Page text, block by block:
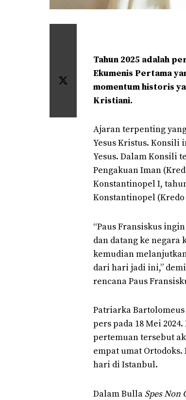
Tahun 2025 adalah
Ekumenis Pertama
momentum historis
Kristiani.
Ajaran terpenting
Yesus Kristus. Konsili
Yesus. Dalam Konsili
Pengakuan Iman
Konstantinopel I,
Konstantinopel (Kredo
“Paus Fransiskus
dan datang ke
kemudian
dari hari jadi ini,”
rencana Paus
Patriarka
pers pada 18 Mei
pertemuan tersebut
empat umat
hari di Istanbul.
Dalam Bulla Spes Non